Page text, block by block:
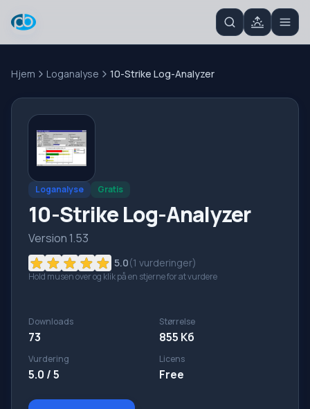
Hjem Loganalyse 10-Strike Log-Analyzer
Loganalyse Gratis
10-Strike Log-Analyzer
Version 1.53
5.0(1 vurderinger)
Hold musen over og klik på en stjerne for at vurdere
Downloads
73
Størrelse
855 Кб
Vurdering
5.0 / 5
Licens
Free